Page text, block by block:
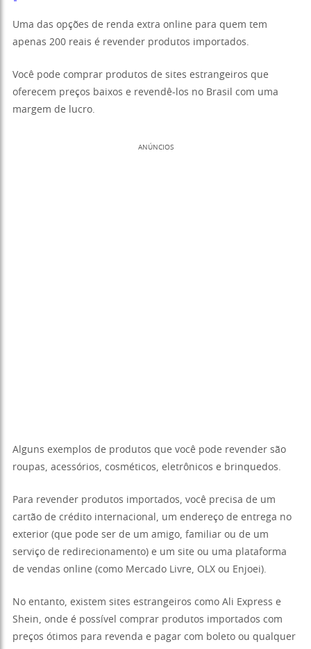
Uma das opções de renda extra online para quem tem
apenas 200 reais é revender produtos importados.
Você pode comprar produtos de sites estrangeiros que
oferecem preços baixos e revendê-los no Brasil com uma
margem de lucro.
ANÚNCIOS
Alguns exemplos de produtos que você pode revender são
roupas, acessórios, cosméticos, eletrônicos e brinquedos.
Para revender produtos importados, você precisa de um
cartão de crédito internacional, um endereço de entrega no
exterior (que pode ser de um amigo, familiar ou de um
serviço de redirecionamento) e um site ou uma plataforma
de vendas online (como Mercado Livre, OLX ou Enjoei).
No entanto, existem sites estrangeiros como Ali Express e
Shein, onde é possível comprar produtos importados com
preços ótimos para revenda e pagar com boleto ou qualquer